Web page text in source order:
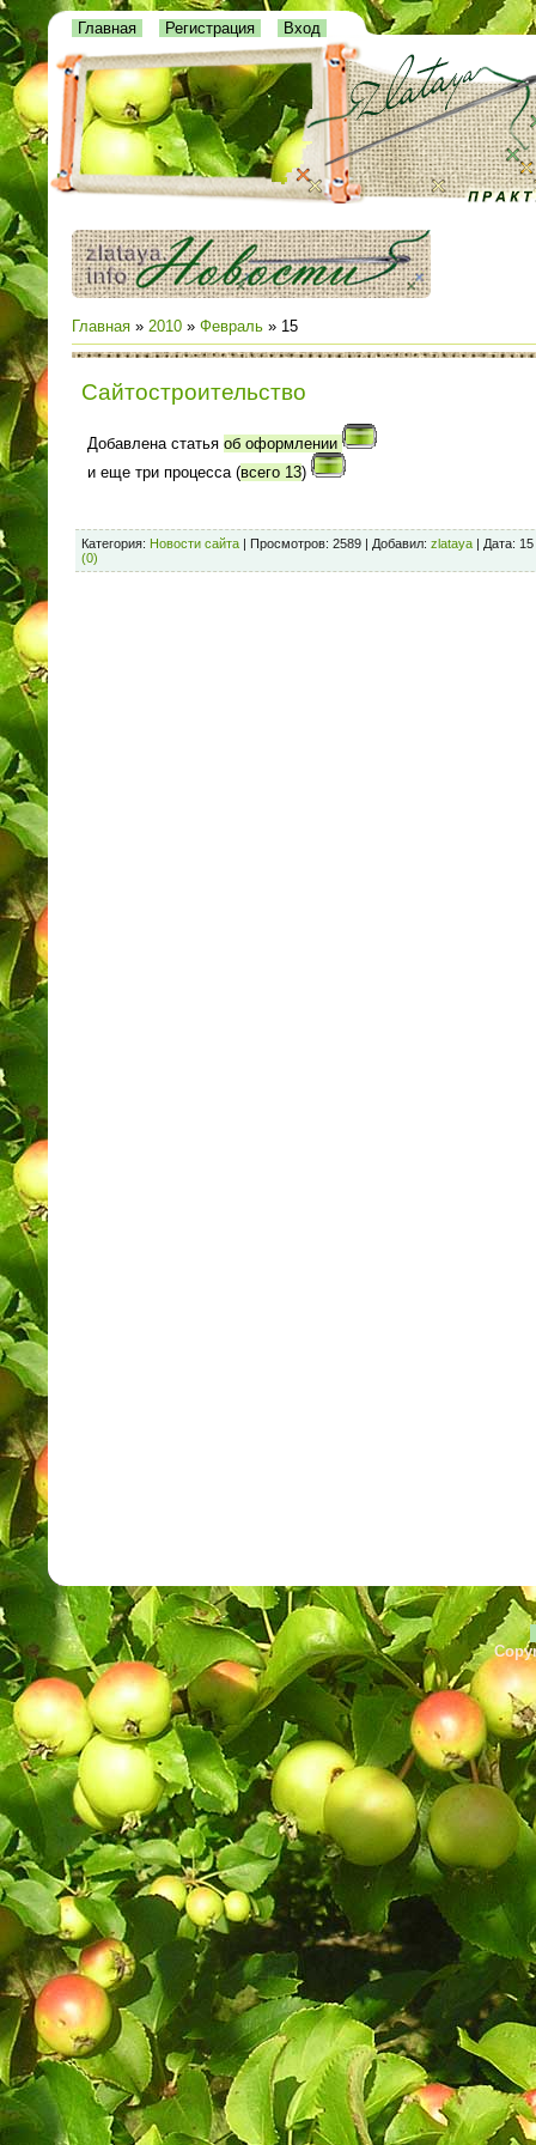
Главная Регистрация Вход
Главная » 2010 » Февраль » 15
Сайтостроительство
Добавлена статья об оформлении
и еще три процесса (всего 13)
Категория: Новости сайта | Просмотров: 2589 | Добавил: zlataya | Дата:
(0)